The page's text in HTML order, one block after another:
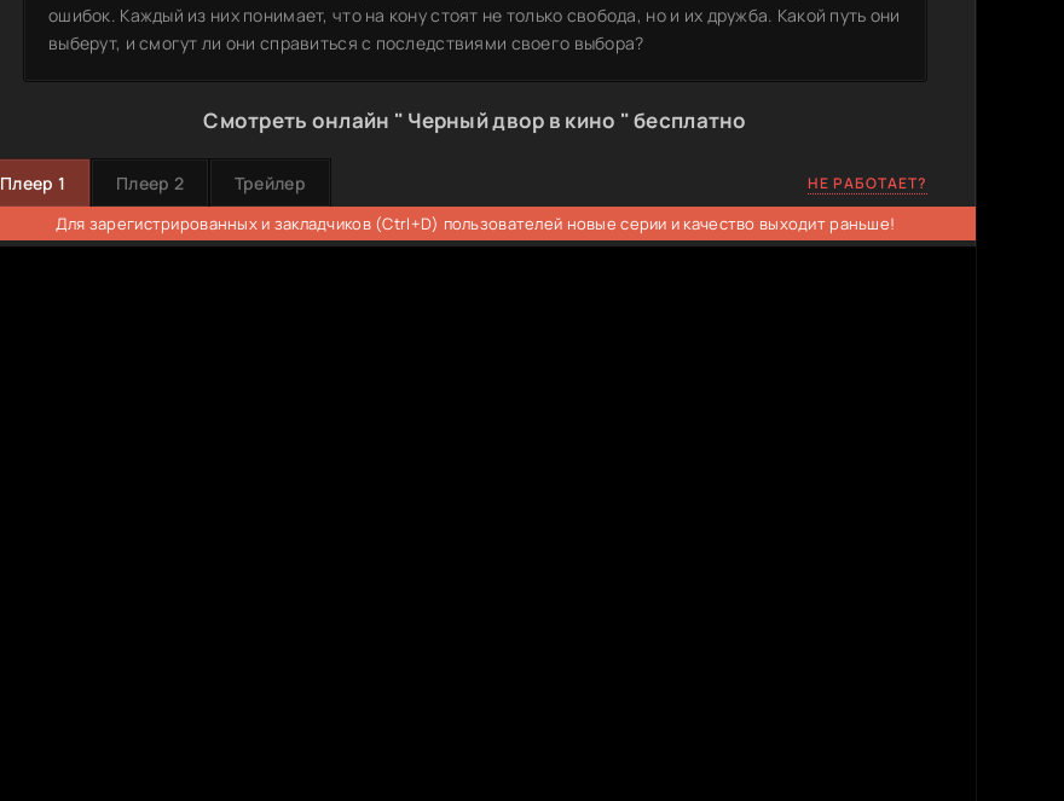
ошибок. Каждый из них понимает, что на кону стоят не только свобода, но и их дружба. Какой путь они
выберут, и смогут ли они справиться с последствиями своего выбора?
Смотреть онлайн " Черный двор в кино " бесплатно
Плеер 1 Плеер 2 Трейлер НЕ РАБОТАЕТ?
Для зарегистрированных и закладчиков (Ctrl+D) пользователей новые серии и качество выходит раньше!